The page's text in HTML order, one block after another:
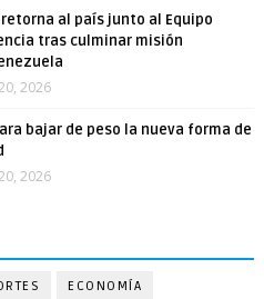
al país junto al Equipo
tras culminar misión
2026
bajar de peso la nueva forma de
2026
ECONOMÍA